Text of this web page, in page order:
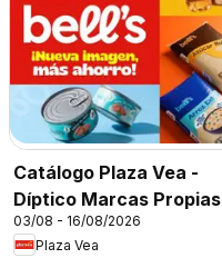
Catálogo Plaza Vea -
Díptico Marcas Propias
03/08 - 16/08/2026
Plaza Vea